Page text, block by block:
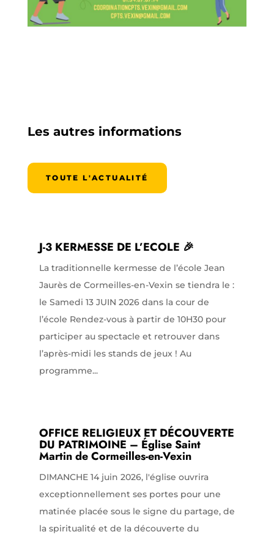
Les autres informations
TOUTE L'ACTUALITÉ
J-3 KERMESSE DE L’ECOLE 🎉
La traditionnelle kermesse de l’école Jean
Jaurès de Cormeilles-en-Vexin se tiendra le :
le Samedi 13 JUIN 2026 dans la cour de
l’école Rendez-vous à partir de 10H30 pour
participer au spectacle et retrouver dans
l’après-midi les stands de jeux ! Au
programme...
OFFICE RELIGIEUX ET DÉCOUVERTE
DU PATRIMOINE – Église Saint
Martin de Cormeilles-en-Vexin
DIMANCHE 14 juin 2026, l'église ouvrira
exceptionnellement ses portes pour une
matinée placée sous le signe du partage, de
la spiritualité et de la découverte du